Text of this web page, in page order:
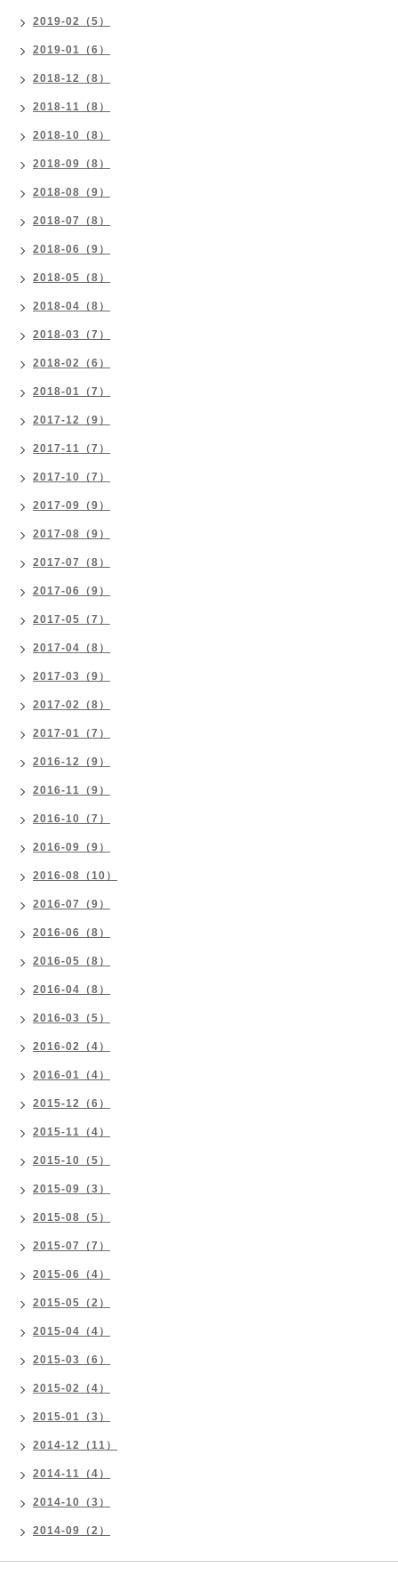
2019-02（5）
2019-01（6）
2018-12（8）
2018-11（8）
2018-10（8）
2018-09（8）
2018-08（9）
2018-07（8）
2018-06（9）
2018-05（8）
2018-04（8）
2018-03（7）
2018-02（6）
2018-01（7）
2017-12（9）
2017-11（7）
2017-10（7）
2017-09（9）
2017-08（9）
2017-07（8）
2017-06（9）
2017-05（7）
2017-04（8）
2017-03（9）
2017-02（8）
2017-01（7）
2016-12（9）
2016-11（9）
2016-10（7）
2016-09（9）
2016-08（10）
2016-07（9）
2016-06（8）
2016-05（8）
2016-04（8）
2016-03（5）
2016-02（4）
2016-01（4）
2015-12（6）
2015-11（4）
2015-10（5）
2015-09（3）
2015-08（5）
2015-07（7）
2015-06（4）
2015-05（2）
2015-04（4）
2015-03（6）
2015-02（4）
2015-01（3）
2014-12（11）
2014-11（4）
2014-10（3）
2014-09（2）